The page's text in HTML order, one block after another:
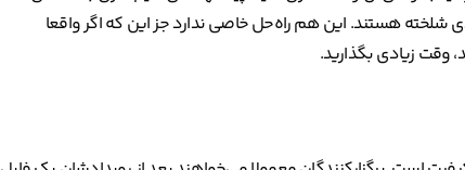
شلخته هستند. این هم راه‌حل خاصی ندارد جز این که اگر واقعا
وقت زیادی بگذارید.